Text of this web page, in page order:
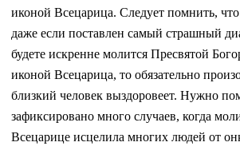
иконой Всецарица. Следует помнить, что
даже если поставлен самый страшный
будете искренне молится Пресвятой
иконой Всецарица, то обязательно
близкий человек выздоровеет. Нужно
зафиксировано много случаев, когда
Всецарице исцелила многих людей от